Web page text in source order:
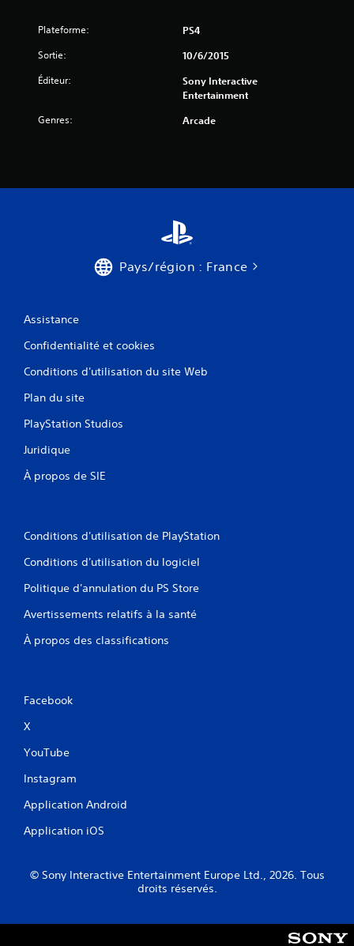
)
Plateforme: PS4
Sortie: 10/6/2015
Éditeur:
Sony Interactive
Entertainment
Genres: Arcade
Pays/région : France
Assistance
Confidentialité et cookies
Conditions d'utilisation du site Web
Plan du site
PlayStation Studios
Juridique
À propos de SIE
Conditions d'utilisation de PlayStation
Conditions d'utilisation du logiciel
Politique d'annulation du PS Store
Avertissements relatifs à la santé
À propos des classifications
Facebook
X
YouTube
Instagram
Application Android
Application iOS
© Sony Interactive Entertainment Europe Ltd., 2026. Tous
droits réservés.